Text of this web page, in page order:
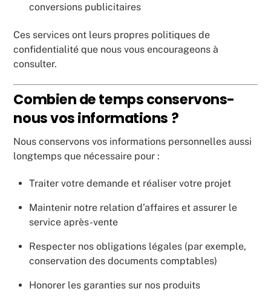
conversions publicitaires
Ces services ont leurs propres politiques de
confidentialité que nous vous encourageons à
consulter.
Combien de temps conservons-
nous vos informations ?
Nous conservons vos informations personnelles aussi
longtemps que nécessaire pour :
Traiter votre demande et réaliser votre projet
Maintenir notre relation d’affaires et assurer le
service après-vente
Respecter nos obligations légales (par exemple,
conservation des documents comptables)
Honorer les garanties sur nos produits